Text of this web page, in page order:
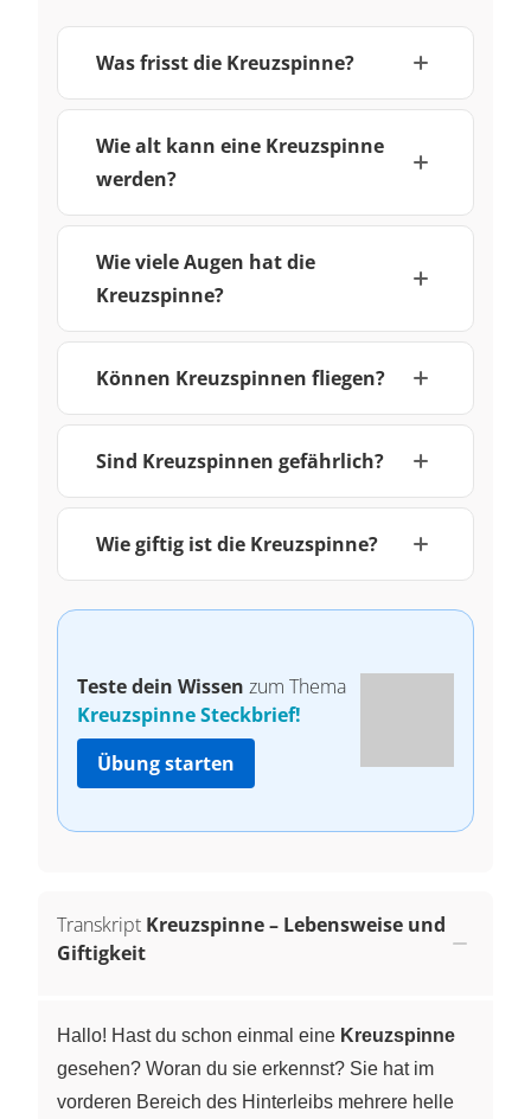
Was frisst die Kreuzspinne?
Wie alt kann eine Kreuzspinne
werden?
Wie viele Augen hat die
Kreuzspinne?
Können Kreuzspinnen fliegen?
Sind Kreuzspinnen gefährlich?
Wie giftig ist die Kreuzspinne?
Teste dein Wissen zum Thema
Kreuzspinne Steckbrief!
Übung starten
Transkript Kreuzspinne – Lebensweise und
Giftigkeit
Hallo! Hast du schon einmal eine Kreuzspinne
gesehen? Woran du sie erkennst? Sie hat im
vorderen Bereich des Hinterleibs mehrere helle